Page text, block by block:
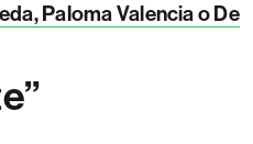
Paloma Valencia o De